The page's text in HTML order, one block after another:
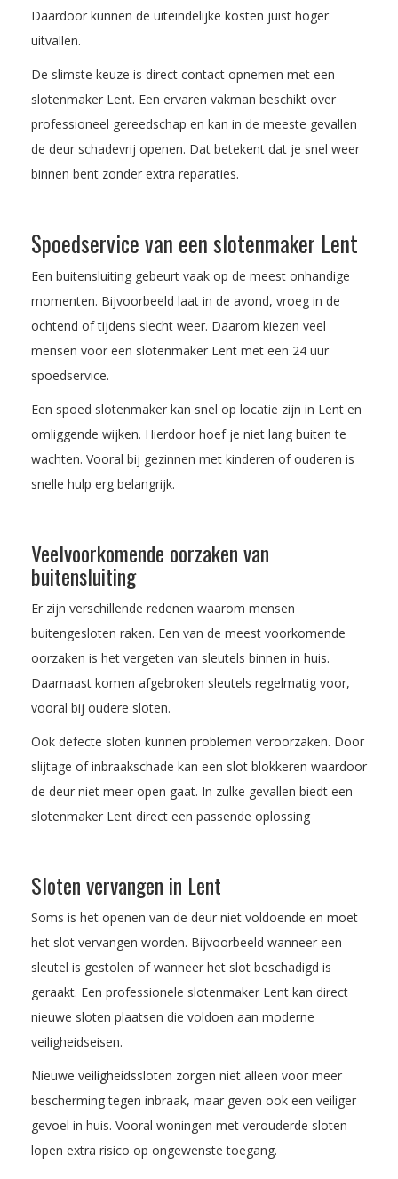
Daardoor kunnen de uiteindelijke kosten juist hoger
uitvallen.
De slimste keuze is direct contact opnemen met een
slotenmaker Lent. Een ervaren vakman beschikt over
professioneel gereedschap en kan in de meeste gevallen
de deur schadevrij openen. Dat betekent dat je snel weer
binnen bent zonder extra reparaties.
Spoedservice van een slotenmaker Lent
Een buitensluiting gebeurt vaak op de meest onhandige
momenten. Bijvoorbeeld laat in de avond, vroeg in de
ochtend of tijdens slecht weer. Daarom kiezen veel
mensen voor een slotenmaker Lent met een 24 uur
spoedservice.
Een spoed slotenmaker kan snel op locatie zijn in Lent en
omliggende wijken. Hierdoor hoef je niet lang buiten te
wachten. Vooral bij gezinnen met kinderen of ouderen is
snelle hulp erg belangrijk.
Veelvoorkomende oorzaken van
buitensluiting
Er zijn verschillende redenen waarom mensen
buitengesloten raken. Een van de meest voorkomende
oorzaken is het vergeten van sleutels binnen in huis.
Daarnaast komen afgebroken sleutels regelmatig voor,
vooral bij oudere sloten.
Ook defecte sloten kunnen problemen veroorzaken. Door
slijtage of inbraakschade kan een slot blokkeren waardoor
de deur niet meer open gaat. In zulke gevallen biedt een
slotenmaker Lent direct een passende oplossing
Sloten vervangen in Lent
Soms is het openen van de deur niet voldoende en moet
het slot vervangen worden. Bijvoorbeeld wanneer een
sleutel is gestolen of wanneer het slot beschadigd is
geraakt. Een professionele slotenmaker Lent kan direct
nieuwe sloten plaatsen die voldoen aan moderne
veiligheidseisen.
Nieuwe veiligheidssloten zorgen niet alleen voor meer
bescherming tegen inbraak, maar geven ook een veiliger
gevoel in huis. Vooral woningen met verouderde sloten
lopen extra risico op ongewenste toegang.